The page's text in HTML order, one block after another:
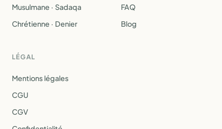
Musulmane · Sadaqa
Chrétienne · Denier
FAQ
Blog
LÉGAL
Mentions légales
CGU
CGV